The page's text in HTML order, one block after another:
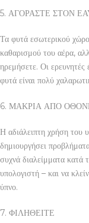
5. ΑΓΟΡΑΣΤΕ ΣΤΟΝ
Τα φυτά εσωτερικού
καθαρισμού του αέρα,
ηρεμήσετε. Οι ερευνητές
φυτά είναι πολύ
6. ΜΑΚΡΙΑ ΑΠΟ
Η αδιάλειπτη χρήση του
δημιουργήσει
συχνά διαλείμματα κατά
υπολογιστή – και να
ύπνο.
7. ΦΙΛΗΘΕΙΤΕ